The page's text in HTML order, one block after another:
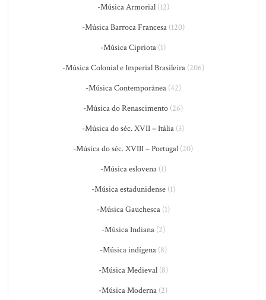
-Música Armorial(12)
-Música Barroca Francesa(120)
-Música Cipriota (1)
-Música Colonial e Imperial Brasileira(206)
-Música Contemporânea(42)
-Música do Renascimento (26)
-Música do séc. XVII – Itália (3)
-Música do séc. XVIII – Portugal (20)
-Música eslovena(1)
-Música estadunidense(1)
-Música Gauchesca(1)
-Música Indiana(2)
-Música indígena(8)
-Música Medieval(8)
-Música Moderna (2)